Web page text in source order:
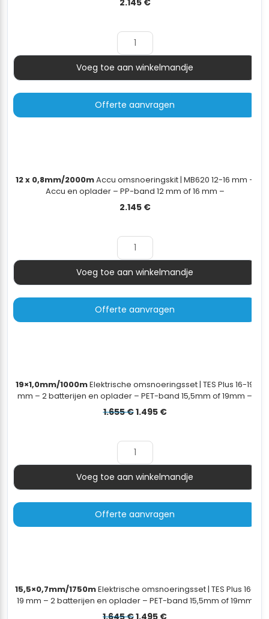
2.145 €
Aantal
Voeg toe aan winkelmandje
Offerte aanvragen
12 x 0,8mm/2000mAccu omsnoeringskit | MB620 12-16 mm –
Accu en oplader – PP-band 12 mm of 16 mm –
dispenserwagen - 12x0,8mm/2000m
2.145 €
Aantal
Voeg toe aan winkelmandje
Offerte aanvragen
19×1,0mm/1000mElektrische omsnoeringsset | TES Plus 16-19
mm – 2 batterijen en oplader – PET-band 15,5mm of 19mm –
PET/PP dispenserwagen - 19×1,0mm/1000m
1.655€Oorspronkelijke
1.655 €.
1.495 €Huidige
Aantal
Voeg toe aan winkelmandje
Offerte aanvragen
15,5×0,7mm/1750mElektrische omsnoeringsset | TES Plus 16-
19 mm – 2 batterijen en oplader – PET-band 15,5mm of 19mm
– PET/PP dispenserwagen - 15,5×0,7mm/1750m
Oorspronkelijke
Huidige